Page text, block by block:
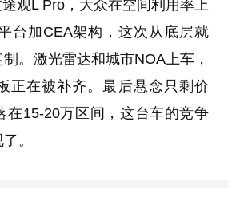
观L Pro，大众在空间利用率上
台加CEA架构，这次从底层就
。激光雷达和城市NOA上车，
正在被补齐。最后悬念只剩价
在15-20万区间，这台车的竞争
。